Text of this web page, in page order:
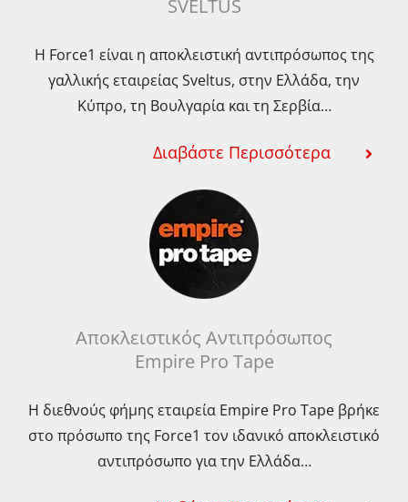
SVELTUS
Η Force1 είναι η αποκλειστική αντιπρόσωπος της
γαλλικής εταιρείας Sveltus, στην Ελλάδα, την
Κύπρο, τη Βουλγαρία και τη Σερβία…
Διαβάστε Περισσότερα
Αποκλειστικός Αντιπρόσωπος
Empire Pro Tape
Η διεθνούς φήμης εταιρεία Empire Pro Tape βρήκε
στο πρόσωπο της Force1 τον ιδανικό αποκλειστικό
αντιπρόσωπο για την Ελλάδα…